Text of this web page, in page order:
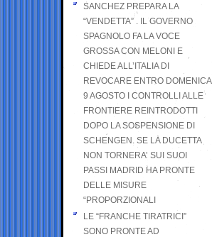
SANCHEZ PREPARA LA
“VENDETTA” . IL GOVERNO
SPAGNOLO FA LA VOCE
GROSSA CON MELONI E
CHIEDE ALL’ITALIA DI
REVOCARE ENTRO DOMENICA
9 AGOSTO I CONTROLLI ALLE
FRONTIERE REINTRODOTTI
DOPO LA SOSPENSIONE DI
SCHENGEN. SE LA DUCETTA
NON TORNERA’ SUI SUOI
PASSI MADRID HA PRONTE
DELLE MISURE
“PROPORZIONALI
LE “FRANCHE TIRATRICI”
SONO PRONTE AD